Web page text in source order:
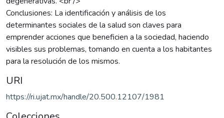
Conclusiones: La identificación y análisis de los
determinantes sociales de la salud son claves para
emprender acciones que beneficien a la sociedad, haciendo
visibles sus problemas, tomando en cuenta a los habitantes
para la resolución de los mismos.
URI
https://ri.ujat.mx/handle/20.500.12107/1981